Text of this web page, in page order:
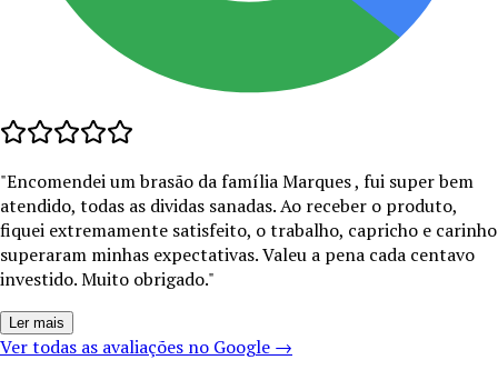
"Encomendei um brasão da família Marques , fui super bem
atendido, todas as dividas sanadas. Ao receber o produto,
fiquei extremamente satisfeito, o trabalho, capricho e carinho
superaram minhas expectativas. Valeu a pena cada centavo
investido. Muito obrigado."
Ler mais
Ver todas as avaliações no Google →